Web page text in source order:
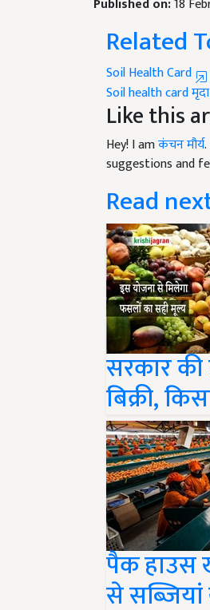
Related
Soil Health Card
Soil health card
Like this
Hey! I amकंचन मौर्य
suggestions and
Read
सरकार
बिक्री,
पैक हाउस
से